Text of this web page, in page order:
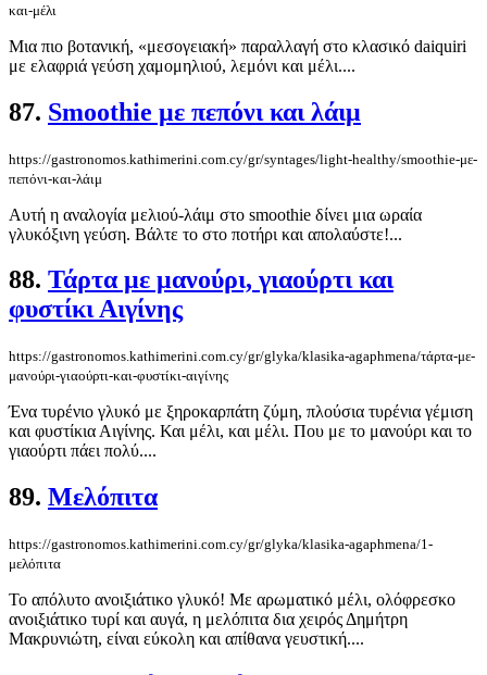
και-μέλι
Μια πιο βοτανική, «μεσογειακή» παραλλαγή στο κλασικό daiquiri
με ελαφριά γεύση χαμομηλιού, λεμόνι και μέλι....
87. Smoothie με πεπόνι και λάιμ
https://gastronomos.kathimerini.com.cy/gr/syntages/light-healthy/smoothie-με-
πεπόνι-και-λάιμ
Αυτή η αναλογία μελιού-λάιμ στο smoothie δίνει μια ωραία
γλυκόξινη γεύση. Βάλτε το στο ποτήρι και απολαύστε!...
88. Τάρτα με μανούρι, γιαούρτι και
φυστίκι Αιγίνης
https://gastronomos.kathimerini.com.cy/gr/glyka/klasika-agaphmena/τάρτα-με-
μανούρι-γιαούρτι-και-φυστίκι-αιγίνης
Ένα τυρένιο γλυκό με ξηροκαρπάτη ζύμη, πλούσια τυρένια γέμιση
και φυστίκια Αιγίνης. Και μέλι, και μέλι. Που με το μανούρι και το
γιαούρτι πάει πολύ....
89. Μελόπιτα
https://gastronomos.kathimerini.com.cy/gr/glyka/klasika-agaphmena/1-
μελόπιτα
Το απόλυτο ανοιξιάτικο γλυκό! Με αρωματικό μέλι, ολόφρεσκο
ανοιξιάτικο τυρί και αυγά, η μελόπιτα δια χειρός Δημήτρη
Μακρυνιώτη, είναι εύκολη και απίθανα γευστική....